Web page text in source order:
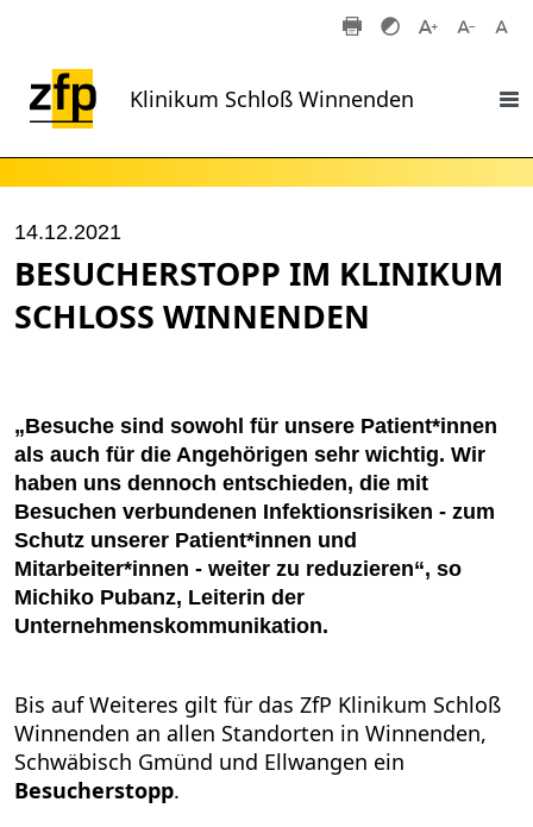
Klinikum Schloß Winnenden
14.12.2021
BESUCHERSTOPP IM KLINIKUM
SCHLOSS WINNENDEN
„Besuche sind sowohl für unsere Patient*innen
als auch für die Angehörigen sehr wichtig. Wir
haben uns dennoch entschieden, die mit
Besuchen verbundenen Infektionsrisiken - zum
Schutz unserer Patient*innen und
Mitarbeiter*innen - weiter zu reduzieren“, so
Michiko Pubanz, Leiterin der
Unternehmenskommunikation.
Bis auf Weiteres gilt für das ZfP Klinikum Schloß
Winnenden an allen Standorten in Winnenden,
Schwäbisch Gmünd und Ellwangen ein
Besucherstopp.